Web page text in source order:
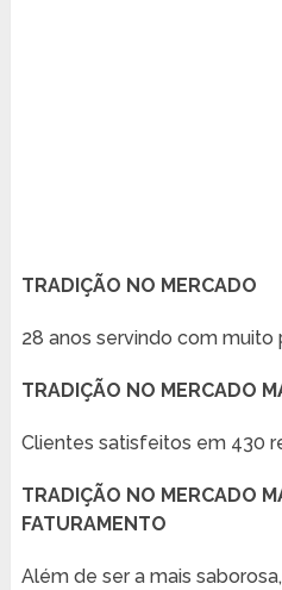
TRADIÇÃO NO MERCADO
28 anos servindo com muito
TRADIÇÃO NO MERCADO
Clientes satisfeitos em 430
TRADIÇÃO NO MERCADO
FATURAMENTO
Além de ser a mais